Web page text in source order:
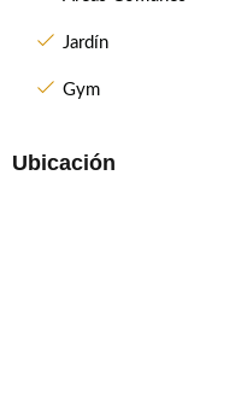
Jardín
Gym
Ubicación